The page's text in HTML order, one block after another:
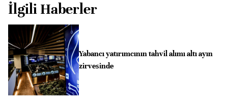
İlgili Haberler
Yabancı yatırımcının tahvil alımı altı ayın
zirvesinde